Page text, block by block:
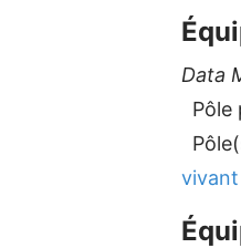
Data
Pôle
vivant